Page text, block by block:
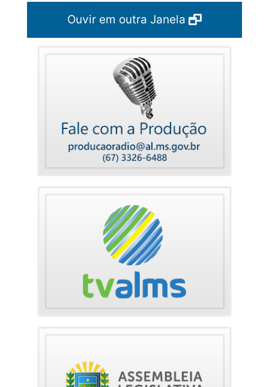
Ouvir em outra Janela